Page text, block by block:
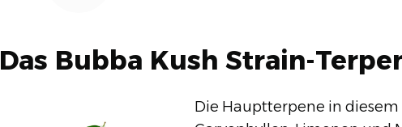
Das Bubba Kush Strain-
Die Hauptterpene in diesem